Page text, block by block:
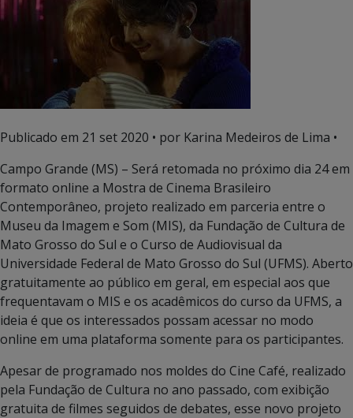
Publicado em 21 set 2020 • por Karina Medeiros de Lima •
Campo Grande (MS) – Será retomada no próximo dia 24 em
formato online a Mostra de Cinema Brasileiro
Contemporâneo, projeto realizado em parceria entre o
Museu da Imagem e Som (MIS), da Fundação de Cultura de
Mato Grosso do Sul e o Curso de Audiovisual da
Universidade Federal de Mato Grosso do Sul (UFMS). Aberto
gratuitamente ao público em geral, em especial aos que
frequentavam o MIS e os acadêmicos do curso da UFMS, a
ideia é que os interessados possam acessar no modo
online em uma plataforma somente para os participantes.
Apesar de programado nos moldes do Cine Café, realizado
pela Fundação de Cultura no ano passado, com exibição
gratuita de filmes seguidos de debates, esse novo projeto